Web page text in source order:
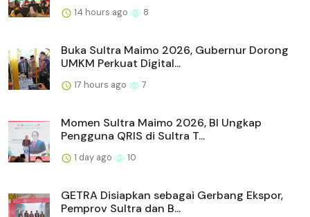
14 hours ago 8
Buka Sultra Maimo 2026, Gubernur Dorong
UMKM Perkuat Digital...
17 hours ago 7
Momen Sultra Maimo 2026, BI Ungkap
Pengguna QRIS di Sultra T...
1 day ago 10
GETRA Disiapkan sebagai Gerbang Ekspor,
Pemprov Sultra dan B...